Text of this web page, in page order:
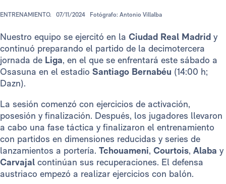
ENTRENAMIENTO. 07/11/2024 Fotógrafo: Antonio Villalba
Nuestro equipo se ejercitó en la Ciudad Real Madrid y
continuó preparando el partido de la decimotercera
jornada de Liga, en el que se enfrentará este sábado a
Osasuna en el estadio Santiago Bernabéu (14:00 h;
Dazn).
La sesión comenzó con ejercicios de activación,
posesión y finalización. Después, los jugadores llevaron
a cabo una fase táctica y finalizaron el entrenamiento
con partidos en dimensiones reducidas y series de
lanzamientos a portería. Tchouameni, Courtois, Alaba y
Carvajal continúan sus recuperaciones. El defensa
austriaco empezó a realizar ejercicios con balón.